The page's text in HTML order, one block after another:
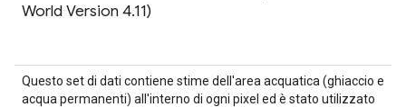
World Version 4.11)
Questo set di dati contiene stime dell'area acquatica (ghiaccio e
acqua permanenti) all'interno di ogni pixel ed è stato utilizzato